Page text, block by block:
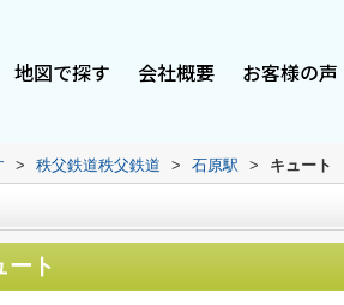
地図で探す 会社概要 お客様の声
> 秩父鉄道秩父鉄道 > 石原駅 > キュート
ート